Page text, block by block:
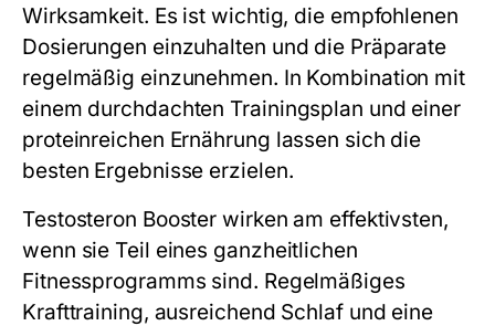
Wirksamkeit. Es ist wichtig, die empfohlenen
Dosierungen einzuhalten und die Präparate
regelmäßig einzunehmen. In Kombination mit
einem durchdachten Trainingsplan und einer
proteinreichen Ernährung lassen sich die
besten Ergebnisse erzielen.
Testosteron Booster wirken am effektivsten,
wenn sie Teil eines ganzheitlichen
Fitnessprogramms sind. Regelmäßiges
Krafttraining, ausreichend Schlaf und eine